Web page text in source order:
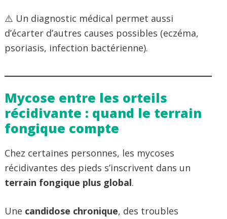
⚠️ Un diagnostic médical permet aussi
d’écarter d’autres causes possibles (eczéma,
psoriasis, infection bactérienne).
Mycose entre les orteils
récidivante : quand le terrain
fongique compte
Chez certaines personnes, les mycoses
récidivantes des pieds s’inscrivent dans un
terrain fongique plus global.
Une candidose chronique, des troubles